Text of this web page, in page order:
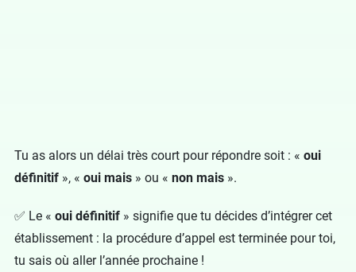
Tu as alors un délai très court pour répondre soit : « oui
définitif », « oui mais » ou « non mais ».
✅ Le « oui définitif » signifie que tu décides d’intégrer cet
établissement : la procédure d’appel est terminée pour toi,
tu sais où aller l’année prochaine !